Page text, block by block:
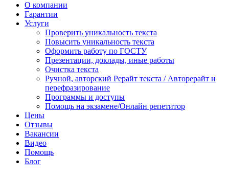
О компании
Гарантии
Услуги
Проверить уникальность текста
Повысить уникальность текста
Оформить работу по ГОСТУ
Презентации, доклады, иные работы
Очистка текста
Ручной, авторский Рерайт текста / Авторерайт и
перефразирование
Программы и доступы
Помощь на экзамене/Онлайн репетитор
Цены
Отзывы
Вакансии
Видео
Помощь
Блог